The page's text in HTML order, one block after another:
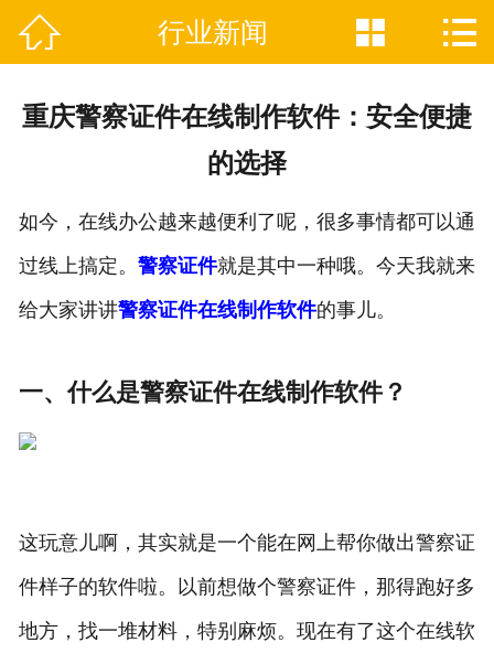
网站首页
联系我们
 行业新闻  
重庆警察证件在线制作软件：安全便捷
的选择
如今，在线办公越来越便利了呢，很多事情都可以通
过线上搞定。 警察证件就是其中一种哦。今天我就来
给大家讲讲警察证件在线制作软件的事儿。
一、什么是警察证件在线制作软件？
这玩意儿啊，其实就是一个能在网上帮你做出警察证
件样子的软件啦。以前想做个警察证件，那得跑好多
地方，找一堆材料，特别麻烦。现在有了这个在线软